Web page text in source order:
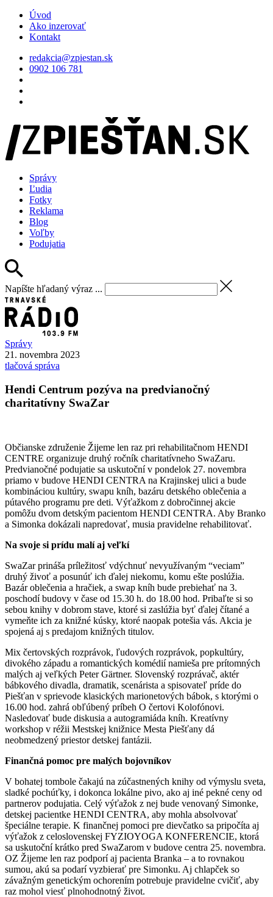
Úvod
Ako inzerovať
Kontakt
redakcia@zpiestan.sk
0902 106 781
Správy
Ľudia
Fotky
Reklama
Blog
Voľby
Podujatia
Napíšte hľadaný výraz ...
Správy
21. novembra 2023
tlačová správa
Hendi Centrum pozýva na predvianočný
charitatívny SwaZar
Občianske združenie Žijeme len raz pri rehabilitačnom HENDI
CENTRE organizuje druhý ročník charitatívneho SwaZaru.
Predvianočné podujatie sa uskutoční v pondelok 27. novembra
priamo v budove HENDI CENTRA na Krajinskej ulici a bude
kombináciou kultúry, swapu kníh, bazáru detského oblečenia a
pútavého programu pre deti. Výťažkom z dobročinnej akcie
pomôžu dvom detským pacientom HENDI CENTRA. Aby Branko
a Simonka dokázali napredovať, musia pravidelne rehabilitovať.
Na svoje si prídu malí aj veľkí
SwaZar prináša príležitosť vdýchnuť nevyužívaným “veciam”
druhý živoť a posunúť ich ďalej niekomu, komu ešte poslúžia.
Bazár oblečenia a hračiek, a swap kníh bude prebiehať na 3.
poschodí budovy v čase od 15.30 h. do 18.00 hod. Pribaľte si so
sebou knihy v dobrom stave, ktoré si zaslúžia byť ďalej čítané a
vymeňte ich za knižné kúsky, ktoré naopak potešia vás. Akcia je
spojená aj s predajom knižných titulov.
Mix čertovských rozprávok, ľudových rozprávok, popkultúry,
divokého západu a romantických komédií namieša pre prítomných
malých aj veľkých Peter Gärtner. Slovenský rozprávač, aktér
bábkového divadla, dramatik, scenárista a spisovateľ príde do
Piešťan v sprievode klasických marionetových bábok, s ktorými o
16.00 hod. zahrá obľúbený príbeh O čertovi Kolofónovi.
Nasledovať bude diskusia a autogramiáda kníh. Kreatívny
workshop v réžii Mestskej knižnice Mesta Piešťany dá
neobmedzený priestor detskej fantázii.
Finančná pomoc pre malých bojovníkov
V bohatej tombole čakajú na zúčastnených knihy od výmyslu sveta,
sladké pochúťky, i dokonca lokálne pivo, ako aj iné pekné ceny od
partnerov podujatia. Celý výťažok z nej bude venovaný Simonke,
detskej pacientke HENDI CENTRA, aby mohla absolvovať
špeciálne terapie. K finančnej pomoci pre dievčatko sa pripočíta aj
výťažok z celoslovenskej FYZIOYOGA KONFERENCIE, ktorá
sa uskutoční krátko pred SwaZarom v budove centra 25. novembra.
OZ Žijeme len raz podporí aj pacienta Branka – a to rovnakou
sumou, akú sa podarí vyzbierať pre Simonku. Aj chlapček so
závažným genetickým ochorením potrebuje pravidelne cvičiť, aby
raz mohol viesť plnohodnotný život.